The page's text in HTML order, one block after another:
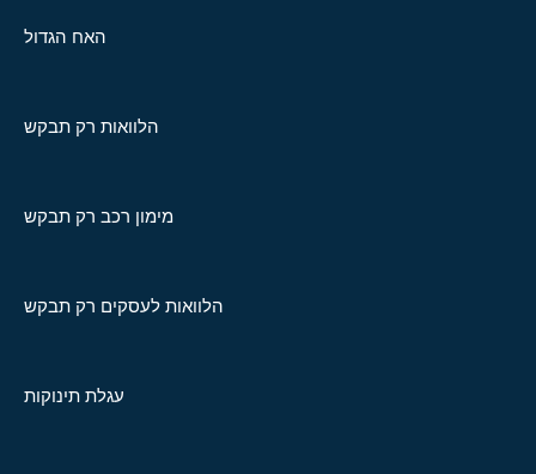
האח הגדול
הלוואות רק תבקש
מימון רכב רק תבקש
הלוואות לעסקים רק תבקש
עגלת תינוקות